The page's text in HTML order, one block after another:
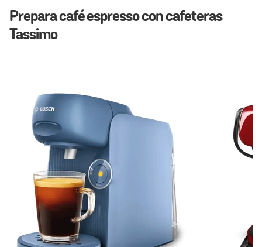
Prepara café espresso con cafeteras
Tassimo